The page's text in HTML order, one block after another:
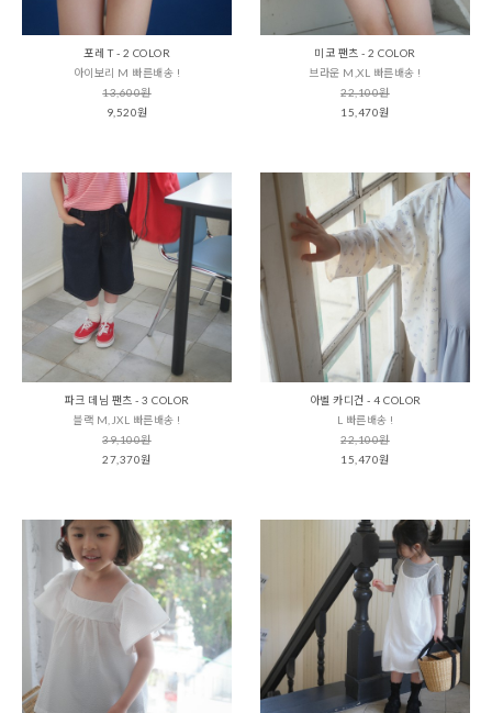
포레 T - 2 COLOR
아이보리 M 빠른배송 !
13,600원
9,520원
미코 팬츠 - 2 COLOR
브라운 M,XL 빠른배송 !
22,100원
15,470원
파크 데님 팬츠 - 3 COLOR
블랙 M,JXL 빠른배송 !
39,100원
27,370원
아벨 카디건 - 4 COLOR
L 빠른배송 !
22,100원
15,470원